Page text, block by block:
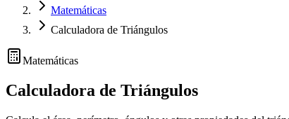
Matemáticas
Calculadora de Triángulos
Matemáticas
Calculadora de Triángulos